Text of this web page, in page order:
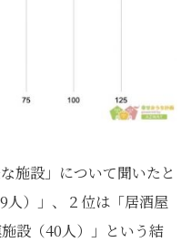
施設」について聞いたと
人）」、２位は「居酒屋
設（40人）」という結